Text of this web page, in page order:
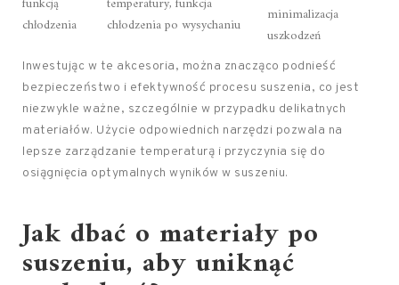
chłodzenia
chłodzenia po wysychaniu
minimalizacja
uszkodzeń
Inwestując w te akcesoria, można znacząco podnieść
bezpieczeństwo i efektywność procesu suszenia, co jest
niezwykle ważne, szczególnie w przypadku delikatnych
materiałów. Użycie odpowiednich narzędzi pozwala na
lepsze zarządzanie temperaturą i przyczynia się do
osiągnięcia optymalnych wyników w suszeniu.
Jak dbać o materiały po
suszeniu, aby uniknąć